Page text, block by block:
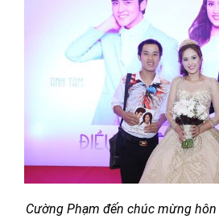
Cường Phạm đến chúc mừng hôn